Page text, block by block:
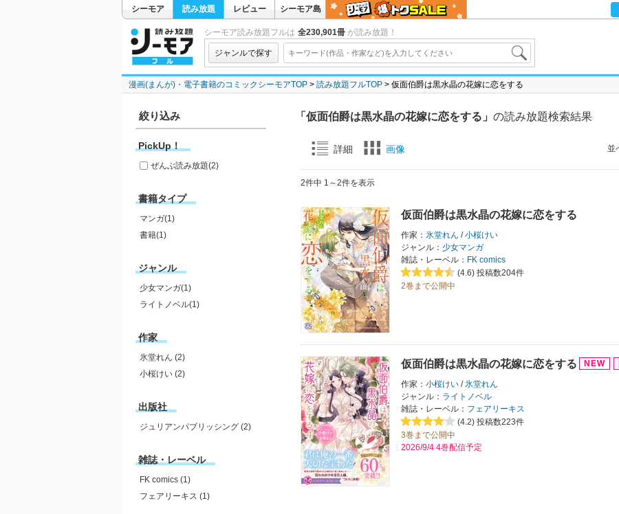
シーモア 読み放題 レビュー シーモア島
シーモア読み放題フルは 全230,901冊 が読み放題！
ジャンルで探す
漫画(まんが)・電子書籍のコミックシーモアTOP 読み放題フルTOP 仮面伯爵は黒水晶の花嫁に恋をする
絞り込み
PickUp！
ぜんぶ読み放題(2)
書籍タイプ
マンガ(1)
書籍(1)
ジャンル
少女マンガ(1)
ライトノベル(1)
作家
氷堂れん (2)
小桜けい (2)
出版社
ジュリアンパブリッシング (2)
雑誌・レーベル
FK comics (1)
フェアリーキス (1)
「仮面伯爵は黒水晶の花嫁に恋をする」 の読み放題検索結果
詳細 画像 並
2件中 1～2件を表示
仮面伯爵は黒水晶の花嫁に恋をする
作家： 氷堂れん /小桜けい
ジャンル： 少女マンガ
雑誌・レーベル： FK comics
(4.6) 投稿数204件
2巻まで公開中
仮面伯爵は黒水晶の花嫁に恋をする
作家： 小桜けい /氷堂れん
ジャンル： ライトノベル
雑誌・レーベル： フェアリーキス
(4.2) 投稿数223件
3巻まで公開中
2026/9/4 4巻配信予定